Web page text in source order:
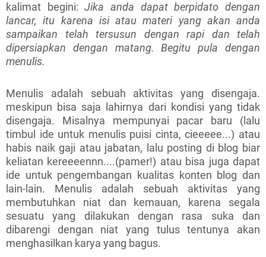
kalimat begini:Jika anda dapat berpidato dengan
lancar, itu karena isi atau materi yang akan anda
sampaikan telah tersusun dengan rapi dan telah
dipersiapkan dengan matang. Begitu pula dengan
menulis.
Menulis adalah sebuah aktivitas yang disengaja.
meskipun bisa saja lahirnya dari kondisi yang tidak
disengaja. Misalnya mempunyai pacar baru (lalu
timbul ide untuk menulis puisi cinta, cieeeee...) atau
habis naik gaji atau jabatan, lalu posting di blog biar
keliatan kereeeennn....(pamer!) atau bisa juga dapat
ide untuk pengembangan kualitas konten blog dan
lain-lain. Menulis adalah sebuah aktivitas yang
membutuhkan niat dan kemauan, karena segala
sesuatu yang dilakukan dengan rasa suka dan
dibarengi dengan niat yang tulus tentunya akan
menghasilkan karya yang bagus.